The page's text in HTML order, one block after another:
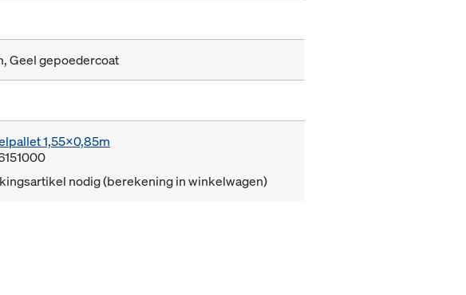
Geel gepoedercoat
1,55x0,85m
nodig (berekening in winkelwagen)